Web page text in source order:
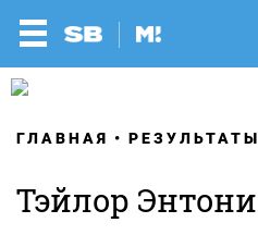
ГЛАВНАЯ РЕЗУЛЬТАТЫ
Тэйлор Энтони